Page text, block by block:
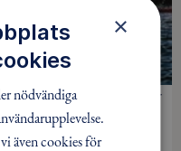
0 kr
×
nödvändiga
även cookies för